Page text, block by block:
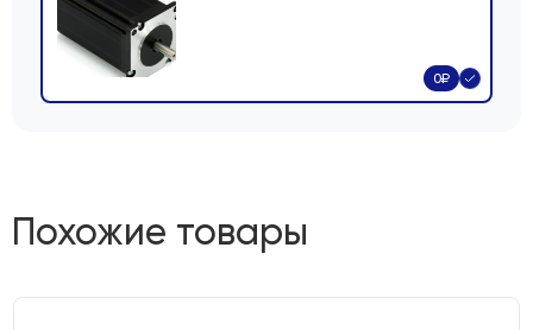
0₽
Похожие товары